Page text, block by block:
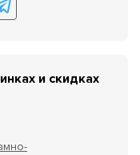
и скидках